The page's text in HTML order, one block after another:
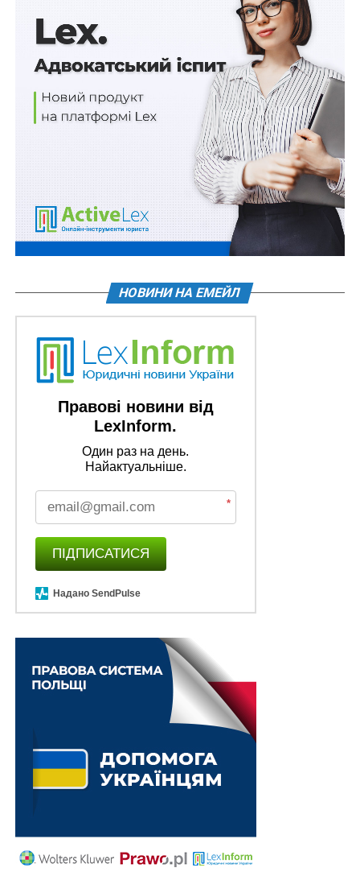
Соціальна кампанія “Втрата кінцівки — не
втрата активного життя”. 1 липня стартувала…
Україна та Йорданія скасують візові вимоги до
службових поїздок
МЕМОРАНДУМ
ЮНЕСКО надасть 1,5 млн дол. на цифровізацію
культурної спадщини
НЕ ПРОПУСТІТЬ
Київською спецпрокуратурою забезпечено
користь МОУ понад 533 тис. грн.
НОВИНИ НА ЕМЕЙЛ
Правові новини від
LexInform.
Один раз на день.
Найактуальніше.
*
ПІДПИСАТИСЯ
Надано SendPulse